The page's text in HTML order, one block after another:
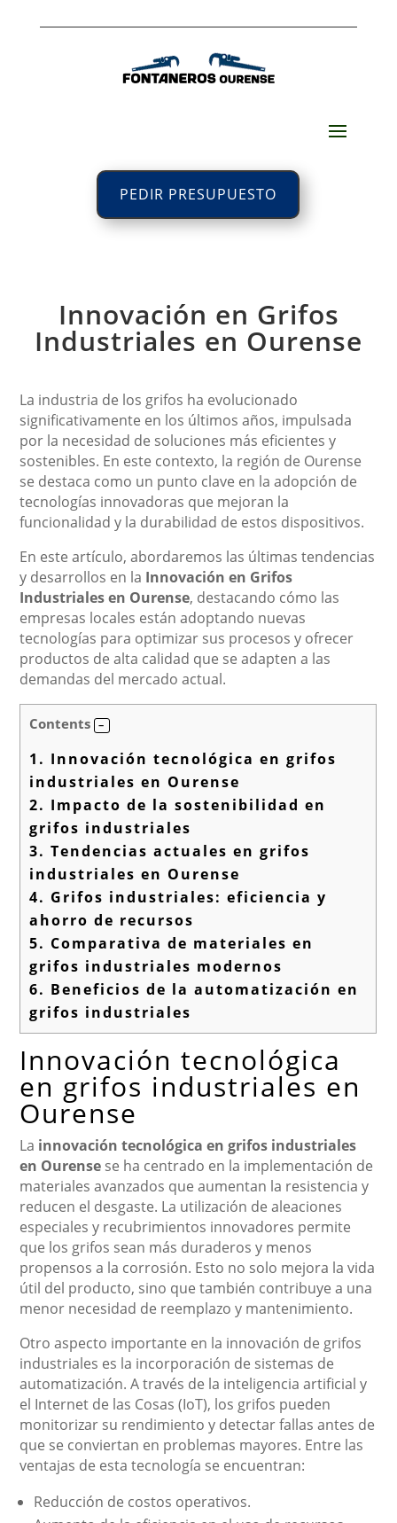
PEDIR PRESUPUESTO
Innovación en Grifos
Industriales en Ourense
La industria de los grifos ha evolucionado
significativamente en los últimos años, impulsada
por la necesidad de soluciones más eficientes y
sostenibles. En este contexto, la región de Ourense
se destaca como un punto clave en la adopción de
tecnologías innovadoras que mejoran la
funcionalidad y la durabilidad de estos dispositivos.
En este artículo, abordaremos las últimas tendencias
y desarrollos en la Innovación en Grifos
Industriales en Ourense, destacando cómo las
empresas locales están adoptando nuevas
tecnologías para optimizar sus procesos y ofrecer
productos de alta calidad que se adapten a las
demandas del mercado actual.
Contents
1. Innovación tecnológica en grifos
industriales en Ourense
2. Impacto de la sostenibilidad en
grifos industriales
3. Tendencias actuales en grifos
industriales en Ourense
4. Grifos industriales: eficiencia y
ahorro de recursos
5. Comparativa de materiales en
grifos industriales modernos
6. Beneficios de la automatización en
grifos industriales
Innovación tecnológica
en grifos industriales en
Ourense
La innovación tecnológica en grifos industriales
en Ourense se ha centrado en la implementación de
materiales avanzados que aumentan la resistencia y
reducen el desgaste. La utilización de aleaciones
especiales y recubrimientos innovadores permite
que los grifos sean más duraderos y menos
propensos a la corrosión. Esto no solo mejora la vida
útil del producto, sino que también contribuye a una
menor necesidad de reemplazo y mantenimiento.
Otro aspecto importante en la innovación de grifos
industriales es la incorporación de sistemas de
automatización. A través de la inteligencia artificial y
el Internet de las Cosas (IoT), los grifos pueden
monitorizar su rendimiento y detectar fallas antes de
que se conviertan en problemas mayores. Entre las
ventajas de esta tecnología se encuentran:
Reducción de costos operativos.